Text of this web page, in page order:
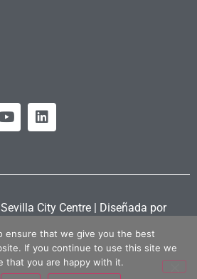
City Centre | Diseñada por
ensure that we give you the best
If you continue to use this site we
that you are happy with it.